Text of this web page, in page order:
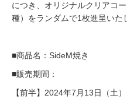
につき、オリジナルクリアコ
種）をランダムで1枚進呈いた
■商品名：SideM焼き
■販売期間：
【前半】2024年7月13日（土